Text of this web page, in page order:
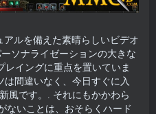
アルを備えた素晴らしいビデオ
ソナライゼーションの大きな
イングに重点を置いていま
は間違いなく、今日すぐに入
風です。. それにもかかわら
ないことは、おそらくハード